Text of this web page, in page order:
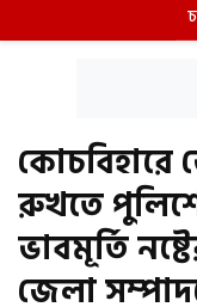
কোচবিহারে
রুখতে
ভাবমূর্তি
জেলা